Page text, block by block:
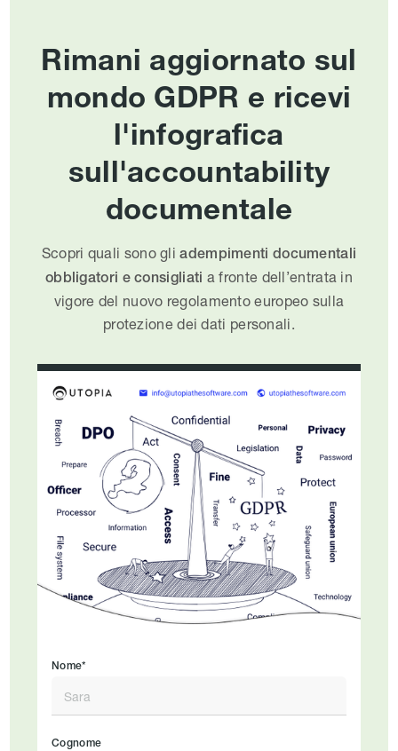
Rimani aggiornato sul
mondo GDPR e ricevi
l'infografica
sull'accountability
documentale
Scopri quali sono gliadempimenti documentali
obbligatori e consigliati a fronte dell’entrata in
vigore del nuovo regolamento europeo sulla
protezione dei dati personali.
Nome*
Cognome